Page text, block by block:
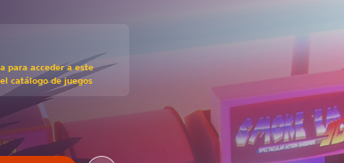
original de 19,99 €
para acceder a este
catálogo de juegos